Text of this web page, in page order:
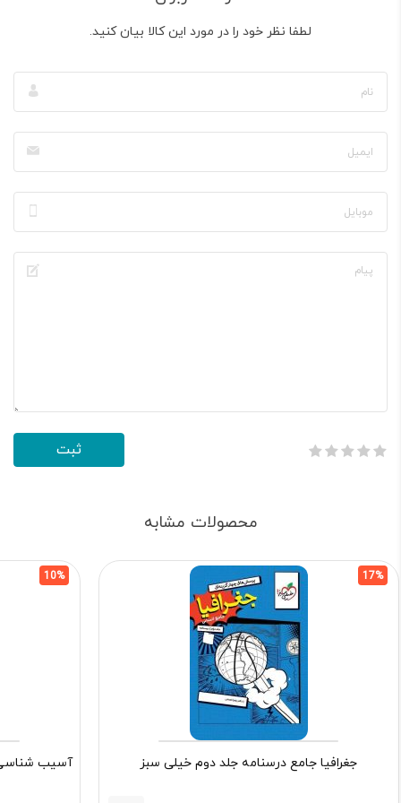
لطفا نظر خود را در مورد این کالا بیان کنید.
محصولات مشابه
17%
جغرافیا جامع درسنامه جلد دوم خیلی سبز
10%
آسیب شناسی